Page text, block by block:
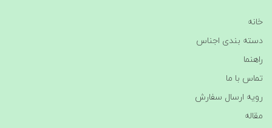
خانه
دسته بندی اجناس
راهنما
تماس با ما
رویه ارسال سفارش
مقاله